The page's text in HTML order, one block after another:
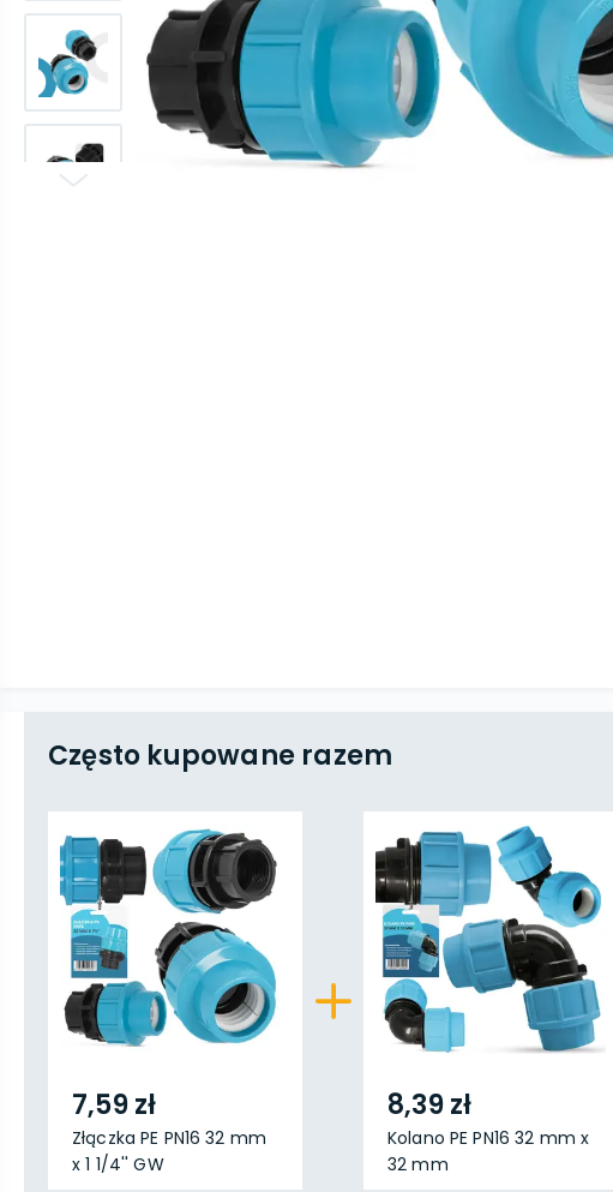
Często kupowane razem
7,59 zł
Złączka PE PN16 32 mm
x 1 1/4'' GW
8,39 zł
Kolano PE PN16 32 mm x
32 mm